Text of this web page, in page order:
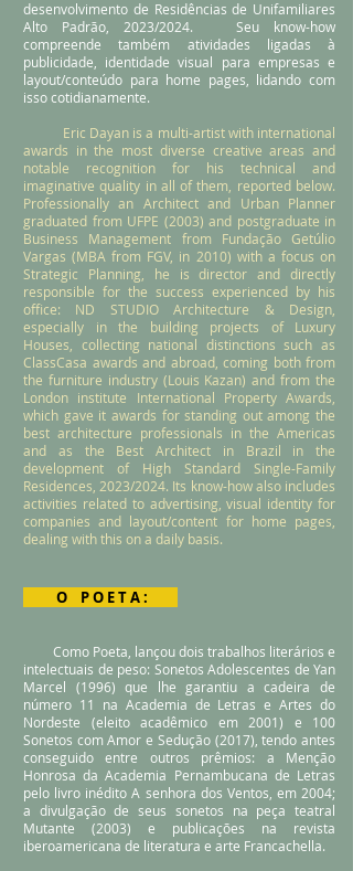
desenvolvimento de Residências de Unifamiliares
Alto Padrão, 2023/2024. Seu know-how
compreende também atividades ligadas à
publicidade, identidade visual para empresas e
layout/conteúdo para home pages, lidando com
isso cotidianamente.
Eric Dayan is a multi-artist with international
awards in the most diverse creative areas and
notable recognition for his technical and
imaginative quality in all of them, reported below.
Professionally an Architect and Urban Planner
graduated from UFPE (2003) and postgraduate in
Business Management from Fundação Getúlio
Vargas (MBA from FGV, in 2010) with a focus on
Strategic Planning, he is director and directly
responsible for the success experienced by his
office: ND STUDIO Architecture & Design,
especially in the building projects of Luxury
Houses, collecting national distinctions such as
ClassCasa awards and abroad, coming both from
the furniture industry (Louis Kazan) and from the
London institute International Property Awards,
which gave it awards for standing out among the
best architecture professionals in the Americas
and as the Best Architect in Brazil in the
development of High Standard Single-Family
Residences, 2023/2024. Its know-how also includes
activities related to advertising, visual identity for
companies and layout/content for home pages,
dealing with this on a daily basis.
O P O E T A :
Como Poeta, lançou dois trabalhos literários e
intelectuais de peso: Sonetos Adolescentes de Yan
Marcel (1996) que lhe garantiu a cadeira de
número 11 na Academia de Letrase Artes do
Nordeste (eleito acadêmico em 2001) e 100
Sonetos com Amor e Sedução (2017), tendo antes
conseguido entre outros prêmios: a Menção
Honrosa da Academia Pernambucana de Letras
pelo livro inédito A senhora dos Ventos, em 2004;
a divulgação de seus sonetos na peça teatral
Mutante (2003) e publicações na revista
iberoamericana de literatura e arte Francachella.